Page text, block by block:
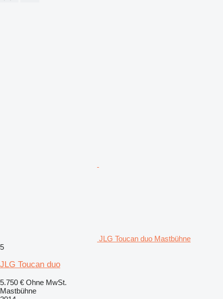
JLG Toucan duo Mastbühne
5
JLG Toucan duo
5.750 € Ohne MwSt.
Mastbühne